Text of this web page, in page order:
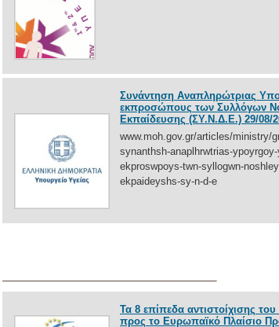
Συνάντηση Αναπληρώτριας
εκπροσώπους των Συλλόγων
Εκπαίδευσης (ΣΥ.Ν.Δ.Ε.) 29/08/
www.moh.gov.gr/articles/ministry/
synanthsh-anaplhrwtrias-
ekproswpoys-twn-syllogwn-
ekpaideyshs-sy-n-d-e
Τα 8 επίπεδα αντιστοίχισης
προς το Ευρωπαϊκό Πλαίσιο